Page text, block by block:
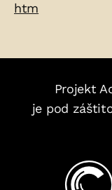
htm
Projekt
je pod